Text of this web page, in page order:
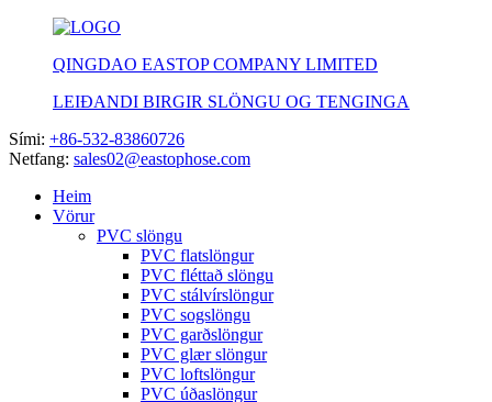
QINGDAO EASTOP COMPANY LIMITED
LEIÐANDI BIRGIR SLÖNGU OG TENGINGA
Sími: +86-532-83860726
Netfang: sales02@eastophose.com
Heim
Vörur
PVC slöngu
PVC flatslöngur
PVC fléttað slöngu
PVC stálvírslöngur
PVC sogslöngu
PVC garðslöngur
PVC glær slöngur
PVC loftslöngur
PVC úðaslöngur